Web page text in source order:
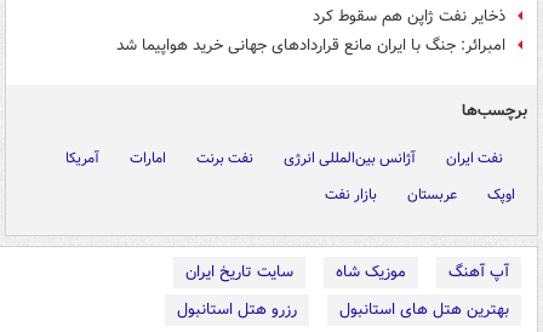
ذخایر نفت ژاپن هم سقوط کرد
امبرائر: جنگ با ایران مانع قراردادهای جهانی خرید هواپیما شد
برچسب‌ها
نفت ایران آژانس بین‌المللی انرژی نفت برنت امارات
آمریکا
اوپک
عربستان بازار نفت
آپ آهنگ موزیک شاه
سایت تاریخ ایران
بهترین هتل های استانبول
رزرو هتل استانبول